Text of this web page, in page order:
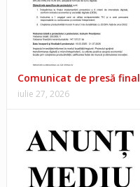
Comunicat de presă final
iulie 27, 2026